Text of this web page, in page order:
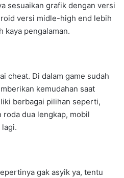
sesuaikan grafik dengan versi
versi midle-high end lebih
kaya pengalaman.
cheat. Di dalam game sudah
kemudahan saat
berbagai pilihan seperti,
roda dua lengkap, mobil
lagi.
gak asyik ya, tentu